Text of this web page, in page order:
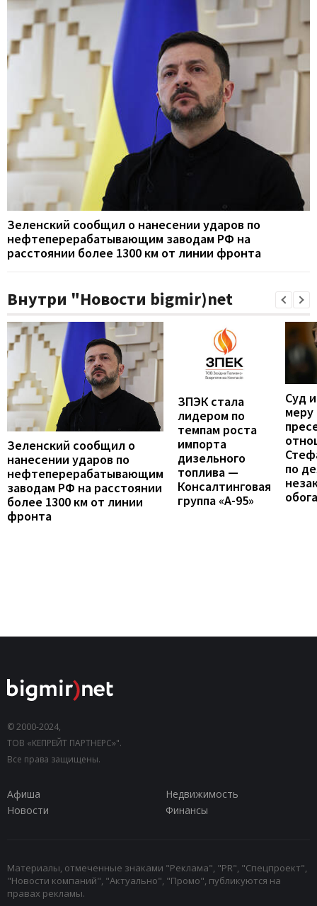
Зеленский сообщил о нанесении ударов по
нефтеперерабатывающим заводам РФ на
расстоянии более 1300 км от линии фронта
Внутри "Новости bigmir)net
Зеленский сообщил о
нанесении ударов по
нефтеперерабатывающим
заводам РФ на расстоянии
более 1300 км от линии
фронта
ЗПЭК стала
лидером по
темпам роста
импорта
дизельного
топлива —
Консалтинговая
группа «А-95»
Суд
меру
по
© 2000-2024,
ТОВ «КЕПРЕЙТ ПАРТНЕРС»".
Все права защищены.
Афиша
Недвижимость
Новости
Финансы
Материалы, отмеченные знаками "Реклама", "PR", "Спецпроект",
"Новости компаний", "Актуально", "Промо", публикуются на
правах рекламы.